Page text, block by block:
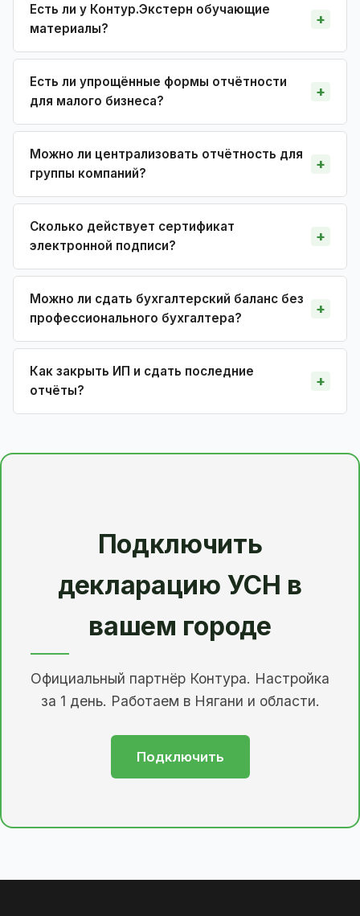
Есть ли у Контур.Экстерн обучающие
материалы?
Есть ли упрощённые формы отчётности
для малого бизнеса?
Можно ли централизовать отчётность для
группы компаний?
Сколько действует сертификат
электронной подписи?
Можно ли сдать бухгалтерский баланс без
профессионального бухгалтера?
Как закрыть ИП и сдать последние
отчёты?
Подключить
декларацию УСН в
вашем городе
Официальный партнёр Контура. Настройка
за 1 день. Работаем в Нягани и области.
Подключить